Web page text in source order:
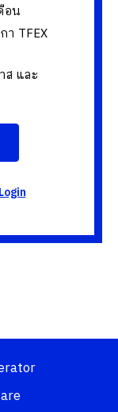
อน
TFEX
ส และ
Login